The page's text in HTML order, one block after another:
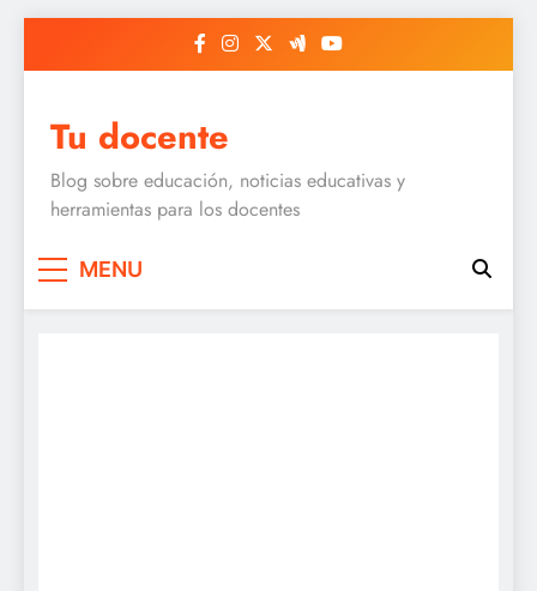
Tu docente
Blog sobre educación, noticias educativas y
herramientas para los docentes
MENU